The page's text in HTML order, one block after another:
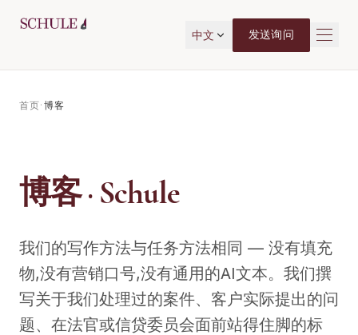
中文 发送询问
首页· 博客
博客 · Schule
我们的写作方法与任务方法相同 — 没有填充
物,没有营销口号,没有通用的AI文本。我们撰
写关于我们处理过的案件、客户实际提出的问
题、在法官或信贷委员会面前站得住脚的标